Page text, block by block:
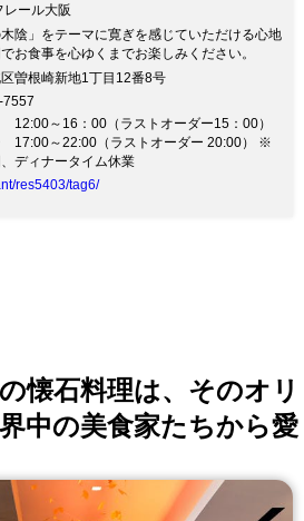
レール大阪
木陰」をテーマに寛ぎを感じていただける心地
お食事を心ゆくまでお楽しみください。
曽根崎新地1丁目12番8号
7557
～16：00（ラストオーダー15：00）
17:00～22:00（ラストオーダー 20:00） ※
ディナータイム休業
res5403/tag6/
懐石料理は、そのオリ
中の美食家たちから愛